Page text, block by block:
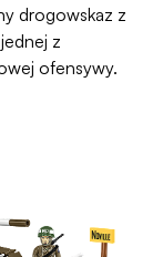
drogowskaz z
z
ofensywy.